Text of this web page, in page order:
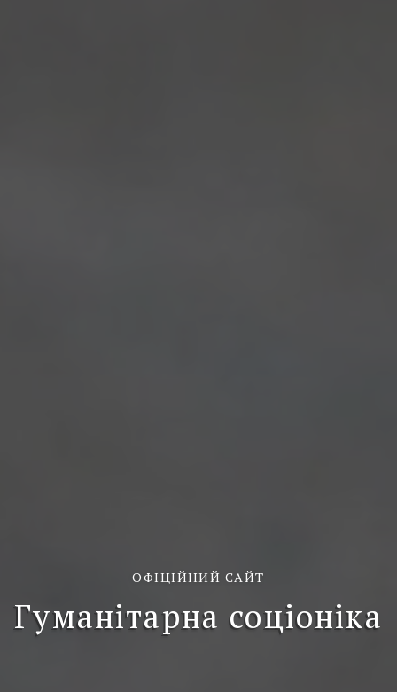
ОФІЦІЙНИЙ САЙТ
Гуманітарна соціоніка